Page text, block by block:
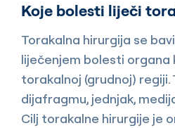
Koje bolesti liječi
Torakalna hirurgija se
liječenjem bolesti organa
torakalnoj (grudnoj) regiji.
dijafragmu, jednjak,
Cilj torakalne hirurgije je